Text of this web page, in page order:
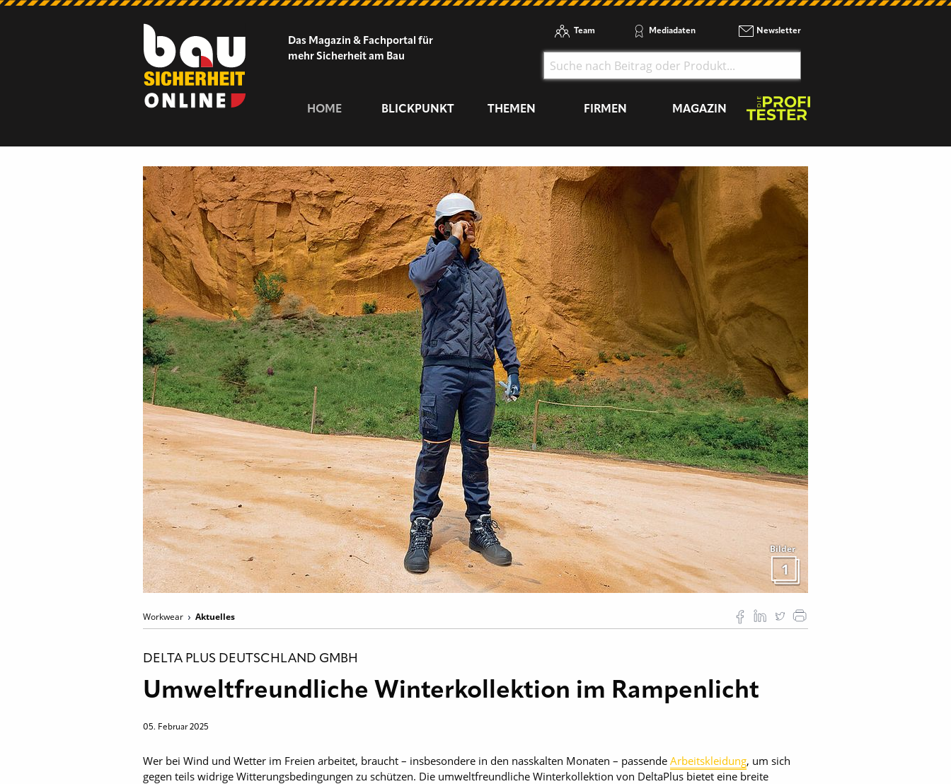
Das Magazin & Fachportal für
mehr Sicherheit am Bau
Team Mediadaten Newsletter
HOME BLICKPUNKT THEMEN FIRMEN MAGAZIN
Bilder
1
Workwear Aktuelles
DELTA PLUS DEUTSCHLAND GMBH
Umweltfreundliche Winterkollektion im Rampenlicht
05. Februar 2025
Wer bei Wind und Wetter im Freien arbeitet, braucht – insbesondere in den nasskalten Monaten – passende Arbeitskleidung, um sich
gegen teils widrige Witterungsbedingungen zu schützen. Die umweltfreundliche Winterkollektion von DeltaPlus bietet eine breite